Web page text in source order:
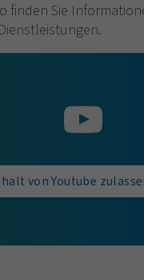
finden Sie
von Youtube